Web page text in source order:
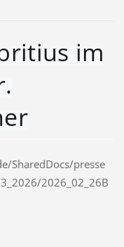
im
SharedDocs/presse
2026_02_26B